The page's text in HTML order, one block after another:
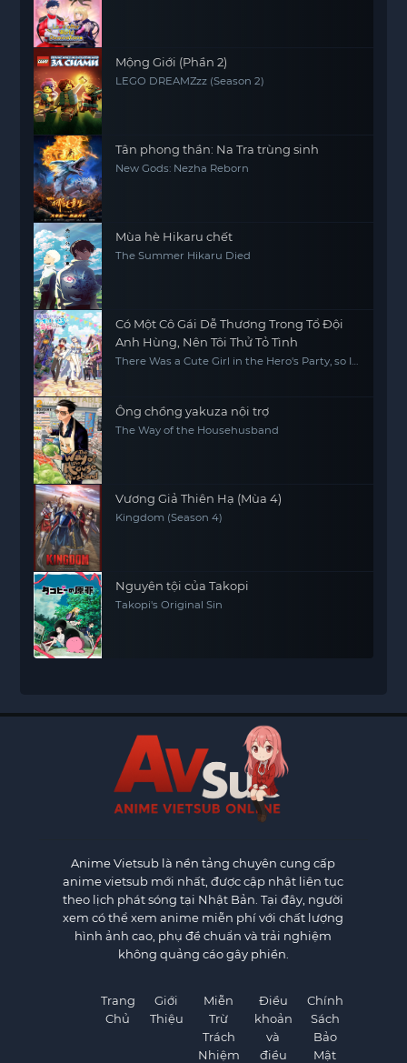
Mộng Giới (Phần 2)
LEGO DREAMZzz (Season 2)
Tân phong thần: Na Tra trùng sinh
New Gods: Nezha Reborn
Mùa hè Hikaru chết
The Summer Hikaru Died
Có Một Cô Gái Dễ Thương Trong Tổ Đội
Anh Hùng, Nên Tôi Thử Tỏ Tình
There Was a Cute Girl in the Hero's Party, so I
Ông chồng yakuza nội trợ
The Way of the Househusband
Vương Giả Thiên Hạ (Mùa 4)
Kingdom (Season 4)
Nguyên tội của Takopi
Takopi's Original Sin
Anime Vietsub là nền tảng chuyên cung cấp
anime vietsub mới nhất, được cập nhật liên tục
theo lịch phát sóng tại Nhật Bản. Tại đây, người
xem có thể xem anime miễn phí với chất lượng
hình ảnh cao, phụ đề chuẩn và trải nghiệm
không quảng cáo gây phiền.
Trang
Chủ
Giới
Thiệu
Miễn
Trừ
Trách
Nhiệm
Điều
khoản
và
điều
Chính
Sách
Bảo
Mật